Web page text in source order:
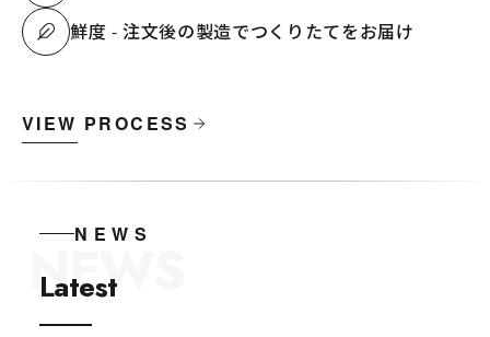
鮮度 - 注文後の製造でつくりたてをお届け
VIEW PROCESS
NEWS
NEWS
Latest